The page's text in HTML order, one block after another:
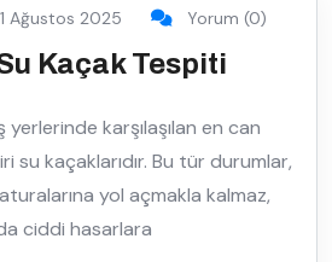
Ağustos 2025 Yorum (0)
Kaçak Tespiti
karşılaşılan en can
su kaçaklarıdır. Bu tür durumlar,
yol açmakla kalmaz,
ciddi hasarlara